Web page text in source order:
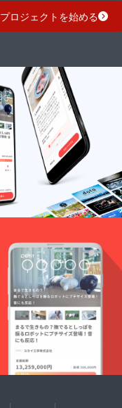
プロジェクトを始める